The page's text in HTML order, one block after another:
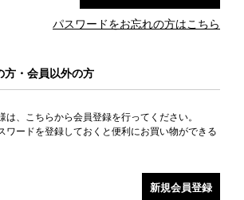
パスワードをお忘れの方はこちら
方・会員以外の方
は、こちらから会員登録を行ってください。
ワードを登録しておくと便利にお買い物ができる